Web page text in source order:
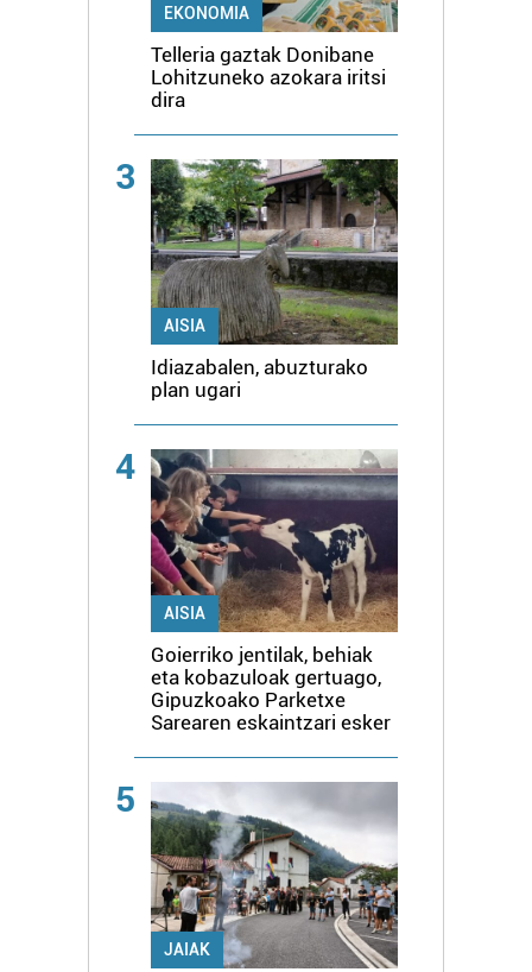
EKONOMIA
Telleria gaztak Donibane
Lohitzuneko azokara iritsi
dira
3
AISIA
Idiazabalen, abuzturako
plan ugari
4
AISIA
Goierriko jentilak, behiak
eta kobazuloak gertuago,
Gipuzkoako Parketxe
Sarearen eskaintzari esker
5
JAIAK